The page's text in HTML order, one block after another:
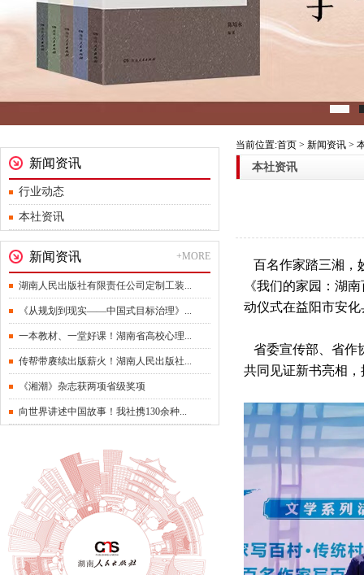
新闻资讯
行业动态
本社资讯
新闻资讯 +MORE
湖南人民出版社有限责任公司定制工装...
《从规划到现实——中国式目标治理》...
一本教材、一堂好课！湖南省高校心理...
传帮带赓续出版薪火！湖南人民出版社...
《湘潮》杂志获两项省级奖项
向世界讲述中国故事！我社携130余种...
当前位置:首页 > 新闻资讯 >
本社资讯
百名作家踏三湘，
《我们的家园：湖
动仪式在益阳市安化
省委宣传部、省作
共同见证新书亮相